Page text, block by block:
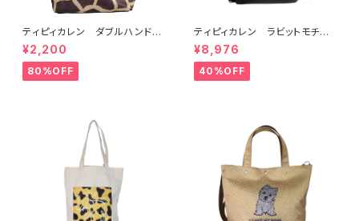
ティピィカレン ダブルハンドル
ジラフビッグトートバッグ
¥2,200
80%OFF
ティピィカレン ラビットモチー
フ2WAYショルダーリュック
¥8,976
40%OFF